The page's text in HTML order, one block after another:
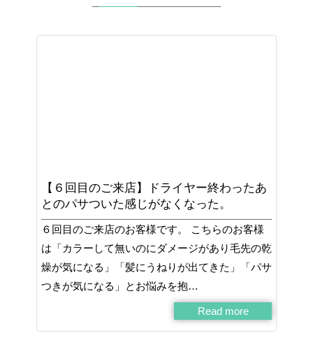
【６回目のご来店】ドライヤー終わったあ
とのパサついた感じがなくなった。
６回目のご来店のお客様です。 こちらのお客様
は「カラーして無いのにダメージがあり毛先の乾
燥が気になる」「髪にうねりが出てきた」「パサ
つきが気になる」とお悩みを抱…
Read more